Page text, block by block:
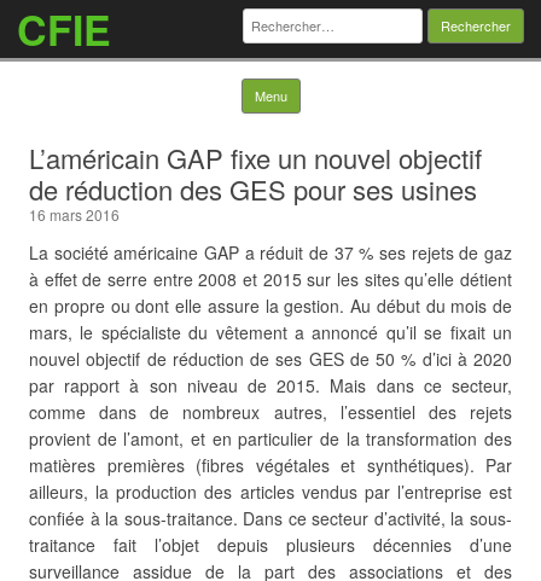
CFIE Rechercher :
Menu Skip to content
L’américain GAP fixe un nouvel objectif
de réduction des GES pour ses usines
16 mars 2016
La société américaine GAP a réduit de 37 % ses rejets de gaz
à effet de serre entre 2008 et 2015 sur les sites qu’elle détient
en propre ou dont elle assure la gestion. Au début du mois de
mars, le spécialiste du vêtement a annoncé qu’il se fixait un
nouvel objectif de réduction de ses GES de 50 % d’ici à 2020
par rapport à son niveau de 2015. Mais dans ce secteur,
comme dans de nombreux autres, l’essentiel des rejets
provient de l’amont, et en particulier de la transformation des
matières premières (fibres végétales et synthétiques). Par
ailleurs, la production des articles vendus par l’entreprise est
confiée à la sous-traitance. Dans ce secteur d’activité, la sous-
traitance fait l’objet depuis plusieurs décennies d’une
surveillance assidue de la part des associations et des